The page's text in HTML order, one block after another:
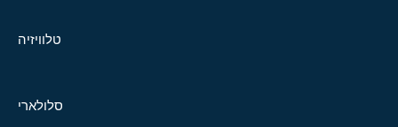
טלוויזיה
סלולארי